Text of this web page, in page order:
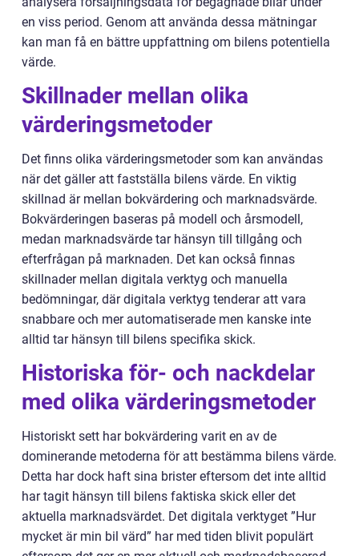
en viss period. Genom att använda dessa mätningar
kan man få en bättre uppfattning om bilens potentiella
värde.
Skillnader mellan olika
värderingsmetoder
Det finns olika värderingsmetoder som kan användas
när det gäller att fastställa bilens värde. En viktig
skillnad är mellan bokvärdering och marknadsvärde.
Bokvärderingen baseras på modell och årsmodell,
medan marknadsvärde tar hänsyn till tillgång och
efterfrågan på marknaden. Det kan också finnas
skillnader mellan digitala verktyg och manuella
bedömningar, där digitala verktyg tenderar att vara
snabbare och mer automatiserade men kanske inte
alltid tar hänsyn till bilens specifika skick.
Historiska för- och nackdelar
med olika värderingsmetoder
Historiskt sett har bokvärdering varit en av de
dominerande metoderna för att bestämma bilens värde.
Detta har dock haft sina brister eftersom det inte alltid
har tagit hänsyn till bilens faktiska skick eller det
aktuella marknadsvärdet. Det digitala verktyget ”Hur
mycket är min bil värd” har med tiden blivit populärt